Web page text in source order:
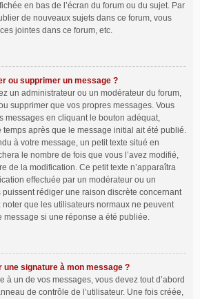
en bas de l’écran du forum ou du sujet. Par
de nouveaux sujets dans ce forum, vous
jointes dans ce forum, etc.
ou supprimer un message ?
un administrateur ou un modérateur du forum,
supprimer que vos propres messages. Vous
messages en cliquant le bouton adéquat,
après que le message initial ait été publié.
à votre message, un petit texte situé en
le nombre de fois que vous l’avez modifié,
de la modification. Ce petit texte n’apparaîtra
effectuée par un modérateur ou un
puissent rédiger une raison discrète concernant
noter que les utilisateurs normaux ne peuvent
message si une réponse a été publiée.
signature à mon message ?
à un de vos messages, vous devez tout d’abord
de contrôle de l’utilisateur. Une fois créée,